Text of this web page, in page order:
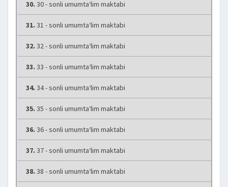
30. 30 - sonli umumta‘lim maktabi
31. 31 - sonli umumta‘lim maktabi
32. 32 - sonli umumta‘lim maktabi
33. 33 - sonli umumta‘lim maktabi
34. 34 - sonli umumta‘lim maktabi
35. 35 - sonli umumta‘lim maktabi
36. 36 - sonli umumta‘lim maktabi
37. 37 - sonli umumta‘lim maktabi
38. 38 - sonli umumta‘lim maktabi